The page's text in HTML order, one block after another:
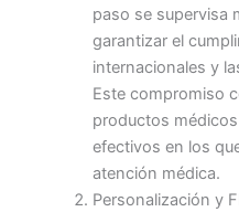
paso se supervisa
garantizar el
internacionales y
Este compromiso
productos
efectivos en los
atención médica.
Personalización y